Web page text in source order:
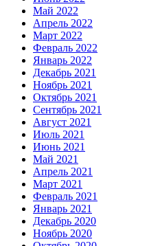
Май 2022
Апрель 2022
Март 2022
Февраль 2022
Январь 2022
Декабрь 2021
Ноябрь 2021
Октябрь 2021
Сентябрь 2021
Август 2021
Июль 2021
Июнь 2021
Май 2021
Апрель 2021
Март 2021
Февраль 2021
Январь 2021
Декабрь 2020
Ноябрь 2020